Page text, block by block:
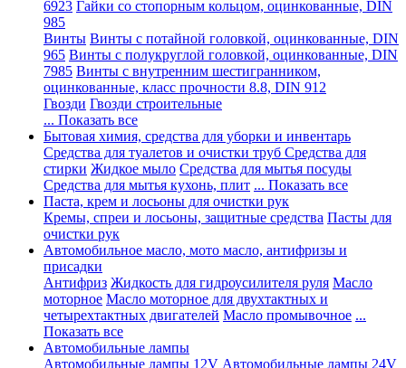
6923 Гайки со стопорным кольцом, оцинкованные, DIN
985
Винты Винты с потайной головкой, оцинкованные, DIN
965 Винты с полукруглой головкой, оцинкованные, DIN
7985 Винты с внутренним шестигранником,
оцинкованные, класс прочности 8.8, DIN 912
Гвозди Гвозди строительные
... Показать все
Бытовая химия, средства для уборки и инвентарь
Средства для туалетов и очистки труб Средства для
стирки Жидкое мыло Средства для мытья посуды
Средства для мытья кухонь, плит ... Показать все
Паста, крем и лосьоны для очистки рук
Кремы, спреи и лосьоны, защитные средства Пасты для
очистки рук
Автомобильное масло, мото масло, антифризы и
присадки
Антифриз Жидкость для гидроусилителя руля Масло
моторное Масло моторное для двухтактных и
четырехтактных двигателей Масло промывочное ...
Показать все
Автомобильные лампы
Автомобильные лампы 12V Автомобильные лампы 24V